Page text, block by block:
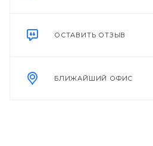
ОСТАВИТЬ ОТЗЫВ
БЛИЖАЙШИЙ ОФИС